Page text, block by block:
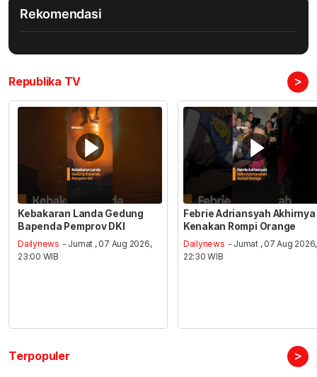
Rekomendasi
Republika TV >
Kebakaran Landa Gedung
Bapenda Pemprov DKI
Dailynews - Jumat , 07 Aug 2026,
23:00 WIB
Febrie Adriansyah Akhirnya
Kenakan Rompi Orange
Dailynews - Jumat , 07 Aug 2026,
22:30 WIB
Terpopuler >